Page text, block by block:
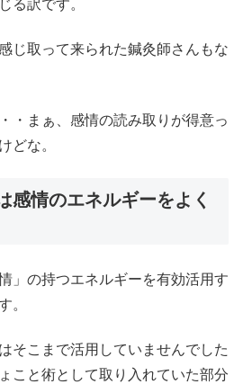
る訳です。
じ取って来られた鍼灸師さんもな
・まぁ、感情の読み取りが得意っ
どな。
感情のエネルギーをよく
」の持つエネルギーを有効活用す
。
そこまで活用していませんでした
こと術として取り入れていた部分